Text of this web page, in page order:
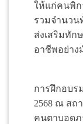
ให้แก่คนพิก
รวมจำนวน
ส่งเสริมทัก
อาชีพอย่าง
การฝึกอบร
2568 ณ ส
คนตาบอดภ